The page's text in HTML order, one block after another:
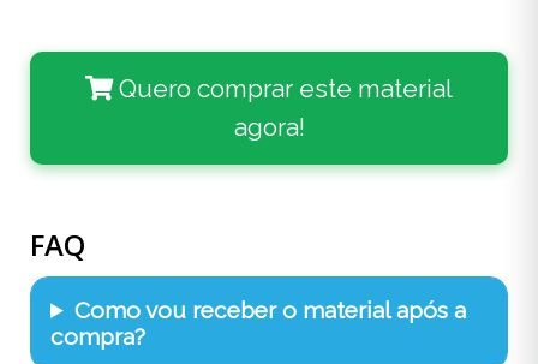
Quero comprar este material
agora!
FAQ
Como vou receber o material após a
compra?